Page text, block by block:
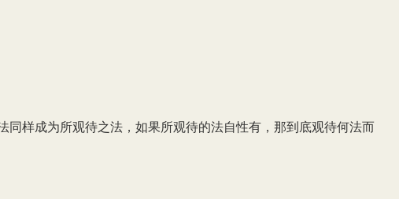
同样成为所观待之法，如果所观待的法自性有，那到底观待何法而